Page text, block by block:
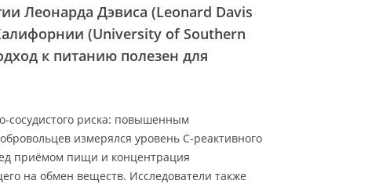
Леонарда Дэвиса (Leonard Davis
(University of Southern
к питанию полезен для
сосудистого риска: повышенным
измерялся уровень C-реактивного
приёмом пищи и концентрация
на обмен веществ. Исследователи также